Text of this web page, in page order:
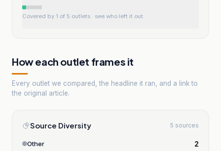
Covered by 1 of 5 outlets · see who left it out
How each outlet frames it
Every outlet we compared, the headline it ran, and a link to
the original article.
Source Diversity 5 sources
Other 2